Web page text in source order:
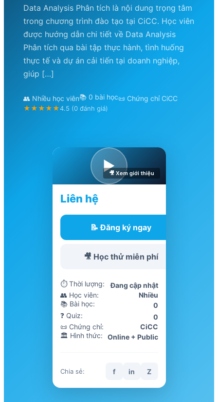
Data Analysis Phân tích là nội dung trọng tâm
trong chương trình đào tạo tại CiCC. Học viên
được hướng dẫn chi tiết về Data Analysis
Phân tích qua bài tập thực hành, tình huống
thực tế và dự án cải tiến tại doanh nghiệp,
giúp […]
👥 Nhiều học viên📚 0 bài học📜 Chứng chỉ CiCC
★★★★★4.5 (0 đánh giá)
▶🎥 Xem giới thiệu
Liên hệ
📝 Đăng ký ngay
🎥 Học thử miễn phí
⏱ Thời lượng:
Đang cập nhật
👥 Học viên:
Nhiều
📚 Bài học:
0
❓ Quiz:
0
📜 Chứng chỉ:
CiCC
🏛️ Hình thức:
Online + Public
Chia sẻ: f in Z